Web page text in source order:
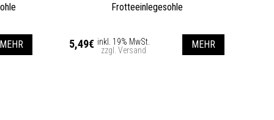
MEHR
Frotteeinlegesohle
5,49€ inkl. 19% MwSt.
zzgl. Versand
MEHR